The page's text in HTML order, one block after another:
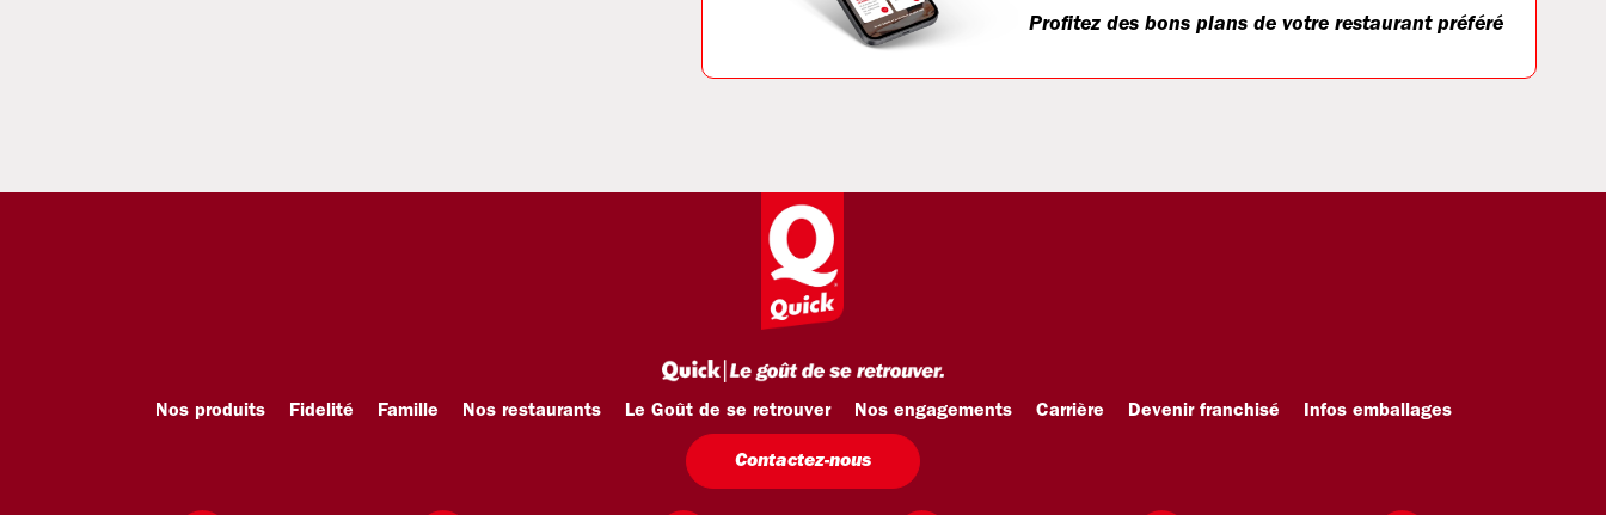
Profitez des bons plans de votre restaurant préféré
Nos produits Fidelité Famille Nos restaurants Le Goût de se retrouver Nos engagements Carrière Devenir franchisé Infos emballages
Contactez-nous